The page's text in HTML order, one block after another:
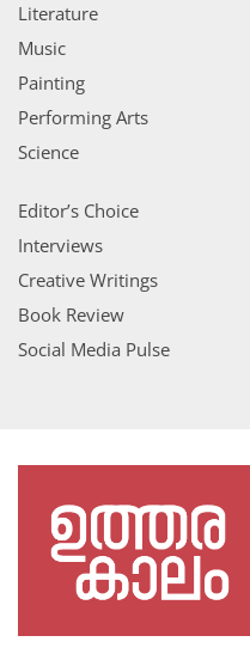
Literature
Music
Painting
Performing Arts
Science
Editor’s Choice
Interviews
Creative Writings
Book Review
Social Media Pulse